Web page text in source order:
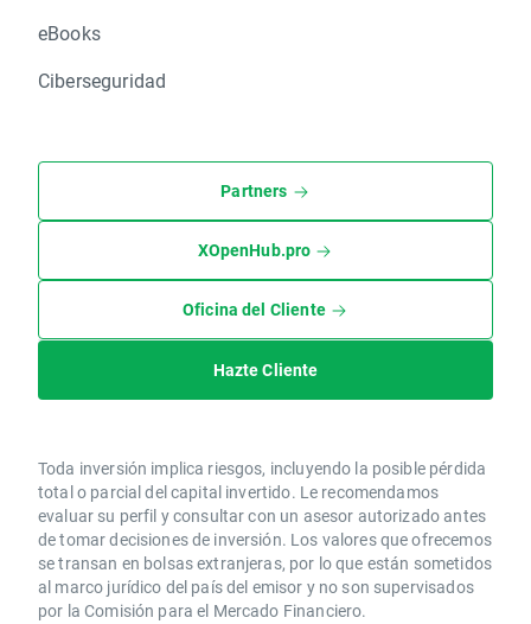
eBooks
Ciberseguridad
Partners
XOpenHub.pro
Oficina del Cliente
Hazte Cliente
Toda inversión implica riesgos, incluyendo la posible pérdida
total o parcial del capital invertido. Le recomendamos
evaluar su perfil y consultar con un asesor autorizado antes
de tomar decisiones de inversión. Los valores que ofrecemos
se transan en bolsas extranjeras, por lo que están sometidos
al marco jurídico del país del emisor y no son supervisados
por la Comisión para el Mercado Financiero.